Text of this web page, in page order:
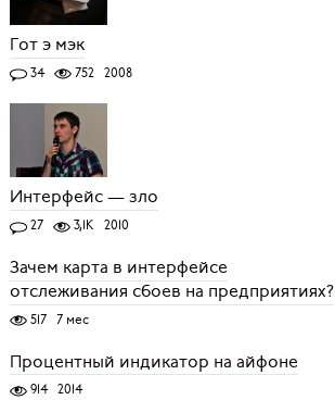
Гот э мэк
34 752 2008
Интерфейс — зло
27 3,1K 2010
Зачем карта в интерфейсе
отслеживания сбоев на предприятиях?
517 7 мес
Процентный индикатор на айфоне
914 2014